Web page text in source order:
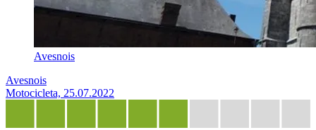
Avesnois
Avesnois
Motocicleta, 25.07.2022